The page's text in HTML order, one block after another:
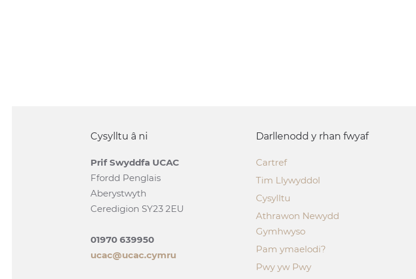
Cysylltu â ni
Prif Swyddfa UCAC
Ffordd Penglais
Aberystwyth
Ceredigion SY23 2EU
01970 639950
ucac@ucac.cymru
Darllenodd y rhan fwyaf
Cartref
Tim Llywyddol
Cysylltu
Athrawon Newydd
Gymhwyso
Pam ymaelodi?
Pwy yw Pwy